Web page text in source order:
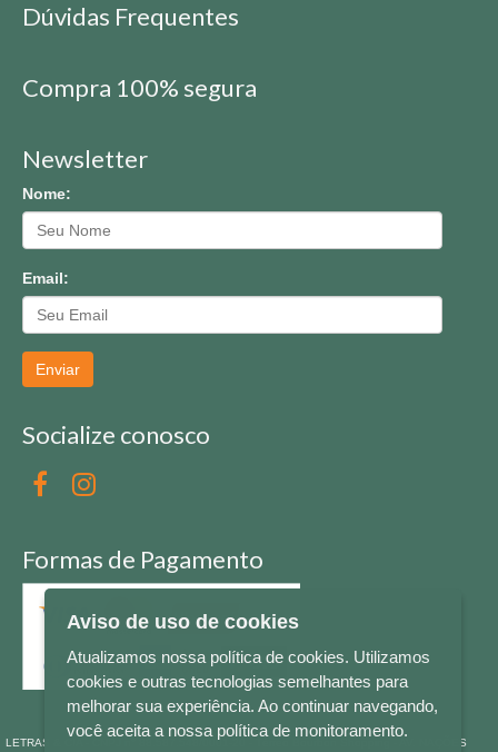
Dúvidas Frequentes
Compra 100% segura
Newsletter
Nome:
Email:
Enviar
Socialize conosco
Formas de Pagamento
LETRAS & CIA - CNPJ n° 88.587.548/0001-20 - Térreo Bourbon Shopping - AV. NAÇÕES
Aviso de uso de cookies
Atualizamos nossa política de cookies. Utilizamos
cookies e outras tecnologias semelhantes para
melhorar sua experiência. Ao continuar navegando,
você aceita a nossa política de monitoramento.